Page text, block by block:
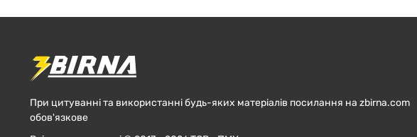
При цитуванні та використанні будь-яких матеріалів посилання на zbirna.com
обов'язкове